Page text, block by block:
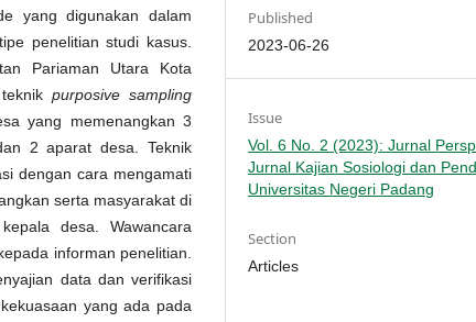
yang digunakan dalam
penelitian studi kasus.
Pariaman Utara Kota
purposive sampling
yang memenangkan 3
2 aparat desa. Teknik
dengan cara mengamati
serta masyarakat di
desa. Wawancara
informan penelitian.
data dan verifikasi
yang ada pada
Published
2023-06-26
Issue
Vol. 6 No. 2 (2023): Jurnal
Jurnal Kajian Sosiologi dan
Universitas Negeri Padang
Section
Articles